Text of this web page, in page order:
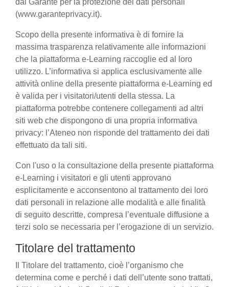
dal Garante per la protezione dei dati personali
(www.garanteprivacy.it).
Scopo della presente informativa è di fornire la
massima trasparenza relativamente alle informazioni
che la piattaforma e-Learning raccoglie ed al loro
utilizzo. L’informativa si applica esclusivamente alle
attività online della presente piattaforma e-Learning ed
è valida per i visitatori/utenti della stessa. La
piattaforma potrebbe contenere collegamenti ad altri
siti web che dispongono di una propria informativa
privacy: l’Ateneo non risponde del trattamento dei dati
effettuato da tali siti.
Con l'uso o la consultazione della presente piattaforma
e-Learning i visitatori e gli utenti approvano
esplicitamente e acconsentono al trattamento dei loro
dati personali in relazione alle modalità e alle finalità
di seguito descritte, compresa l’eventuale diffusione a
terzi solo se necessaria per l’erogazione di un servizio.
Titolare del trattamento
Il Titolare del trattamento, cioè l’organismo che
determina come e perché i dati dell’utente sono trattati,